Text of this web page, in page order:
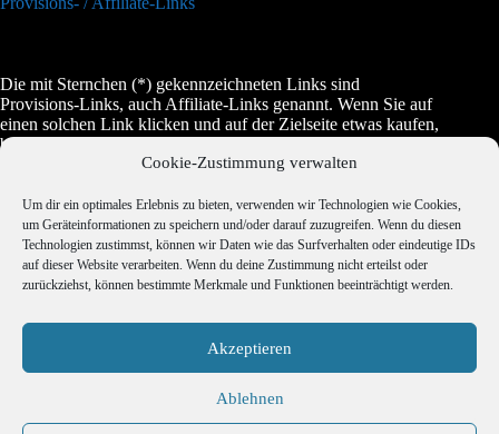
Cookie-Zustimmung verwalten
Um dir ein optimales Erlebnis zu bieten, verwenden wir Technologien wie Cookies,
um Geräteinformationen zu speichern und/oder darauf zuzugreifen. Wenn du diesen
Technologien zustimmst, können wir Daten wie das Surfverhalten oder eindeutige IDs
auf dieser Website verarbeiten. Wenn du deine Zustimmung nicht erteilst oder
zurückziehst, können bestimmte Merkmale und Funktionen beeinträchtigt werden.
Akzeptieren
Ablehnen
Die mit Sternchen (*) gekennzeichneten Links sind
Provisions-Links, auch Affiliate-Links genannt. Wenn Sie auf
einen solchen Link klicken und auf der Zielseite etwas kaufen,
bekommen wir vom betreffenden Anbieter oder Online-Shop
eine Vermittlerprovision. Es entstehen für Sie keine Nachteile
etwas günstiger.
Jugendschutz
Copyright © 2026 Erotravel - Realisierung Webdesign